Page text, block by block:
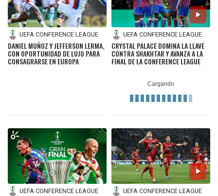
UEFA CONFERENCE LEAGUE
DANIEL MUÑOZ Y JEFFERSON LERMA,
CON OPORTUNIDAD DE LUJO PARA
CONSAGRARSE EN EUROPA
UEFA CONFERENCE LEAGUE
CRYSTAL PALACE DOMINA LA LLAVE
CONTRA SHAKHTAR Y AVANZA A LA
FINAL DE LA CONFERENCE LEAGUE
UEFA CONFERENCE LEAGUE UEFA CONFERENCE LEAGUE